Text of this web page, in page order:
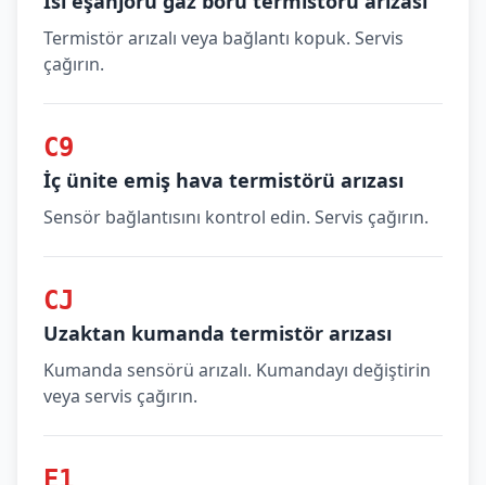
Termistör arızalı veya bağlantı kopuk. Servis
çağırın.
C9
İç ünite emiş hava termistörü arızası
Sensör bağlantısını kontrol edin. Servis çağırın.
CJ
Uzaktan kumanda termistör arızası
Kumanda sensörü arızalı. Kumandayı değiştirin
veya servis çağırın.